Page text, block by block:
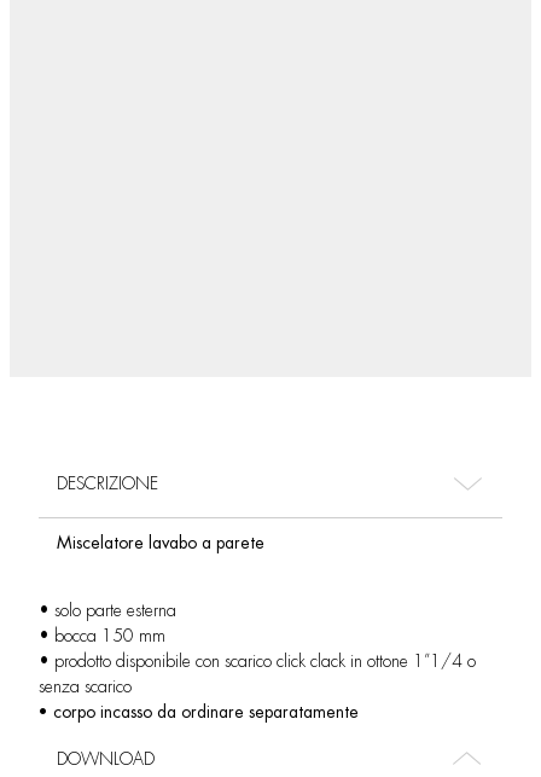
DESCRIZIONE
Miscelatore lavabo a parete
• solo parte esterna
• bocca 150 mm
• prodotto disponibile con scarico click clack in ottone 1”1/4 o
senza scarico
• corpo incasso da ordinare separatamente
DOWNLOAD